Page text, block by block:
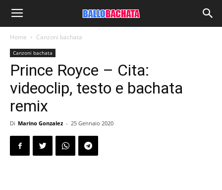
Home Canzoni bachata
Canzoni bachata
Prince Royce – Cita:
videoclip, testo e bachata
remix
Di Marino Gonzalez - 25 Gennaio 2020